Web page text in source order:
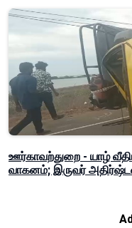
ஊர்காவற்துறை - யாழ்
வாகனம்; இருவர்